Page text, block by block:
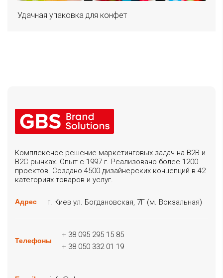
Удачная упаковка для конфет
Комплексное решение маркетинговых задач на B2B и
B2C рынках. Опыт с 1997 г. Реализовано более 1200
проектов. Создано 4500 дизайнерских концепций в 42
категориях товаров и услуг.
Адрес г. Киев ул. Богдановская, 7Г (м. Вокзальная)
Телефоны
+ 38 095 295 15 85
+ 38 050 332 01 19